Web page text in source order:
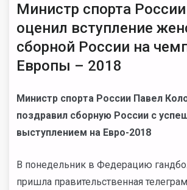
Министр спорта
оценил вступление
сборной России на
Европы – 2018
Министр спорта России Павел
поздравил сборную России с
выступлением на Евро-2018
В понедельник в Федерацию
пришла правительственная